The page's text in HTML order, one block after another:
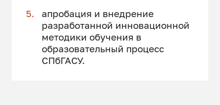
апробация и внедрение
разработанной инновационной
методики обучения в
образовательный процесс
СПбГАСУ.